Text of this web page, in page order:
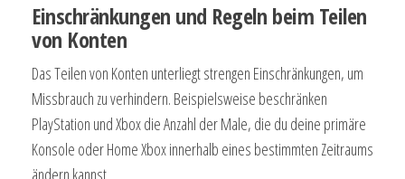
Einschränkungen und Regeln beim Teilen
von Konten
Das Teilen von Konten unterliegt strengen Einschränkungen, um
Missbrauch zu verhindern. Beispielsweise beschränken
PlayStation und Xbox die Anzahl der Male, die du deine primäre
Konsole oder Home Xbox innerhalb eines bestimmten Zeitraums